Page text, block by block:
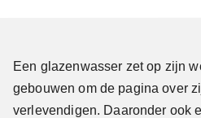
Een glazenwasser zet op zijn
gebouwen om de pagina over
verlevendigen. Daaronder ook